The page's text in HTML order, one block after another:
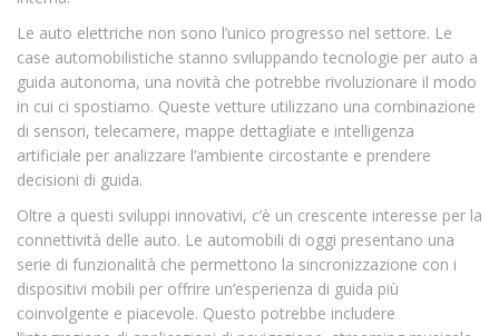
Le auto elettriche non sono l’unico progresso nel settore. Le
case automobilistiche stanno sviluppando tecnologie per auto a
guida autonoma, una novità che potrebbe rivoluzionare il modo
in cui ci spostiamo. Queste vetture utilizzano una combinazione
di sensori, telecamere, mappe dettagliate e intelligenza
artificiale per analizzare l’ambiente circostante e prendere
decisioni di guida.
Oltre a questi sviluppi innovativi, c’è un crescente interesse per la
connettività delle auto. Le automobili di oggi presentano una
serie di funzionalità che permettono la sincronizzazione con i
dispositivi mobili per offrire un’esperienza di guida più
coinvolgente e piacevole. Questo potrebbe includere